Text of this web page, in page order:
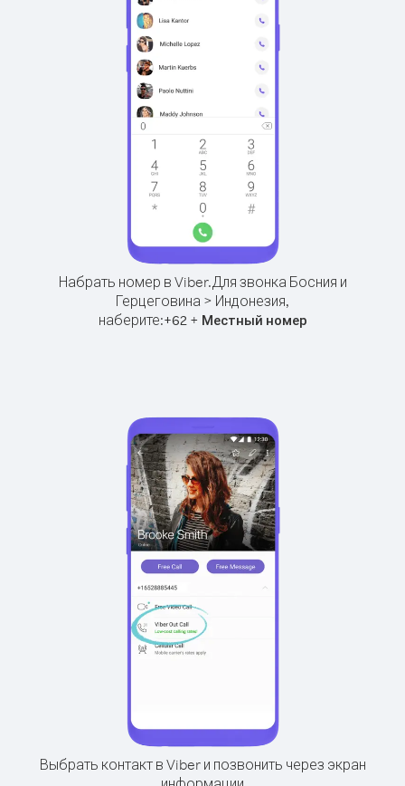
Набрать номер в Viber.Для звонка Босния и
Герцеговина > Индонезия,
наберите:+62+ Местный номер
Выбрать контакт в Viber и позвонить через экран